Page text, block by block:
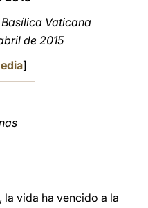
Vaticana
de 2015
]
vida ha vencido a la